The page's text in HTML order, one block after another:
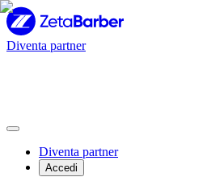
Diventa partner
Diventa partner
Accedi